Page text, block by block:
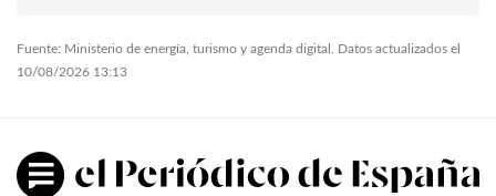
Fuente: Ministerio de energía, turismo y agenda digital. Datos actualizados el
10/08/2026 13:13